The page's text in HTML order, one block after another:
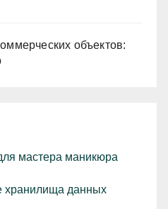
объектов:
мастера маникюра
хранилища данных